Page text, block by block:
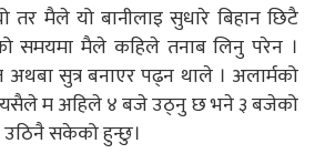
तर मैले यो बानीलाइ सुधारे बिहान छिटै
समयमा मैले कहिले तनाब लिनु परेन ।
सुत्र बनाएर पढ्न थाले । अलार्मको
म अहिले ४ बजे उठ्नु छ भने ३ बजेको
सकेको हुन्छु।